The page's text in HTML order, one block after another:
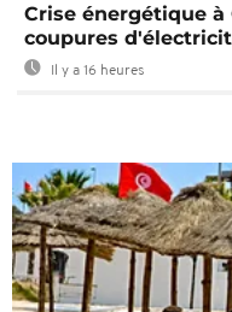
Crise énergétique
coupures
Il y a 16 heures